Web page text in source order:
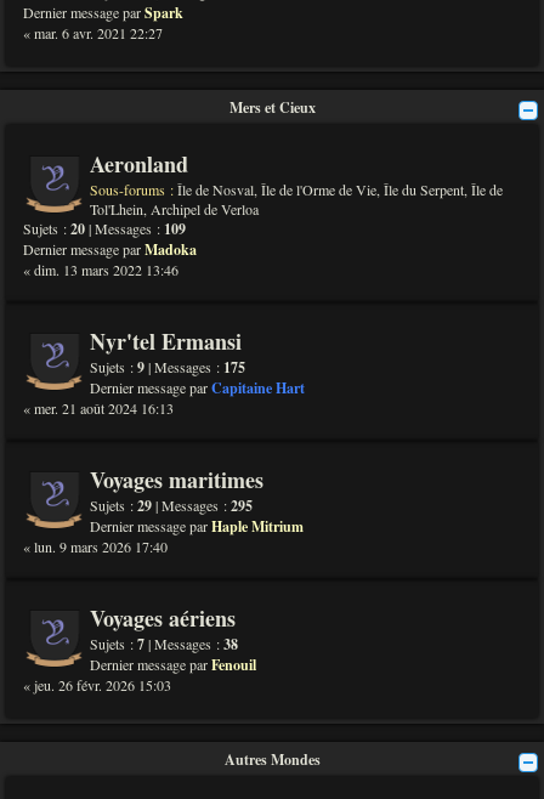
Dernier message parSpark
« mar. 6 avr. 2021 22:27
Mers et Cieux
Aeronland
Sous-forums :Île de Nosval, Île de l'Orme de Vie, Île du Serpent, Île de
Tol'Lhein, Archipel de Verloa
Sujets :20| Messages : 109
Dernier message parMadoka
« dim. 13 mars 2022 13:46
Nyr'tel Ermansi
Sujets :9| Messages : 175
Dernier message parCapitaine Hart
« mer. 21 août 2024 16:13
Voyages maritimes
Sujets :29| Messages :295
Dernier message parHaple Mitrium
« lun. 9 mars 2026 17:40
Voyages aériens
Sujets :7| Messages :38
Dernier message parFenouil
« jeu. 26 févr. 2026 15:03
Autres Mondes